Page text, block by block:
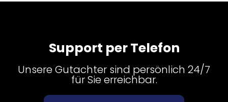
Support per Telefon
Unsere Gutachter sind persönlich 24/7
für Sie erreichbar.